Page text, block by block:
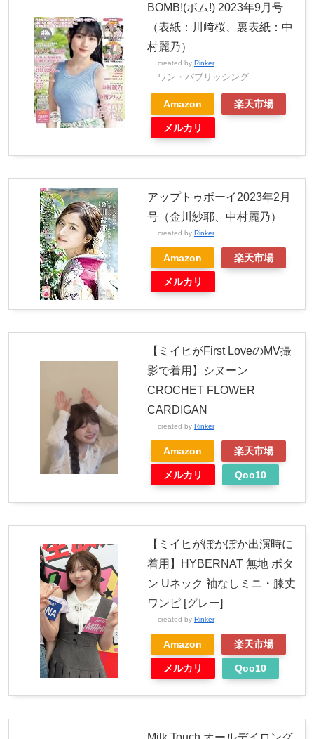
BOMB!(ボム!) 2023年9月号
（表紙：川﨑桜、裏表紙：中
村麗乃）
created by Rinker
ワン・パブリッシング
Amazon 楽天市場
メルカリ
アップトゥボーイ2023年2月
号（金川紗耶、中村麗乃）
created by Rinker
Amazon 楽天市場
メルカリ
【ミイヒがFirst LoveのMV撮
影で着用】シヌーン
CROCHET FLOWER
CARDIGAN
created by Rinker
Amazon 楽天市場
メルカリ Qoo10
【ミイヒがぽかぽか出演時に
着用】HYBERNAT 無地 ボタ
ン Uネック 袖なしミニ・膝丈
ワンピ [グレー]
created by Rinker
Amazon 楽天市場
メルカリ Qoo10